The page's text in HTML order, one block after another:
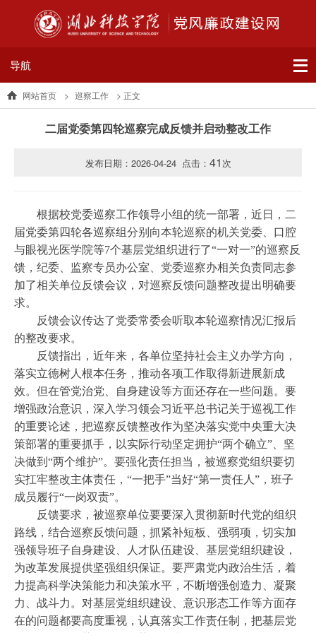
导航
网站首页 > 巡察工作 > 正文
二届党委第四轮巡察完成反馈并启动整改工作
发布日期：2026-04-24 点击： 41 次
根据校党委巡察工作领导小组的统一部署，近日，二
届党委第四轮各巡察组分别向本轮巡察的机关党委、口腔
与眼视光医学院等7个基层党组织进行了“一对一”的巡察反
馈，纪委、监察专员办公室、党委巡察办相关负责同志参
加了相关单位反馈会议，对巡察反馈问题整改提出明确要
求。
反馈会议传达了党委常委会听取本轮巡察情况汇报后
的整改要求。
反馈指出，近年来，各单位坚持社会主义办学方向，
落实立德树人根本任务，推动各项工作取得新进展新成
效。但在管党治党、自身建设等方面还存在一些问题。要
增强政治意识，深入学习领会习近平总书记关于巡视工作
的重要论述，把巡察反馈整改作为坚决落实党中央重大决
策部署的重要抓手，以实际行动坚定拥护“两个确立”、坚
决做到“两个维护”。要强化责任担当，被巡察党组织要切
实扛牢整改主体责任，“一把手”当好“第一责任人”，班子
成员履行“一岗双责”。
反馈要求，被巡察单位要要深入贯彻新时代党的组织
路线，结合巡察反馈问题，抓紧补短板、强弱项，切实加
强领导班子自身建设、人才队伍建设、基层党组织建设，
为改革发展提供坚强组织保证。要严肃党内政治生活，着
力提高科学决策能力和决策水平，不断增强创造力、凝聚
力、战斗力。对基层党组织建设、意识形态工作等方面存
在的问题都要高度重视，认真落实工作责任制，把基层党